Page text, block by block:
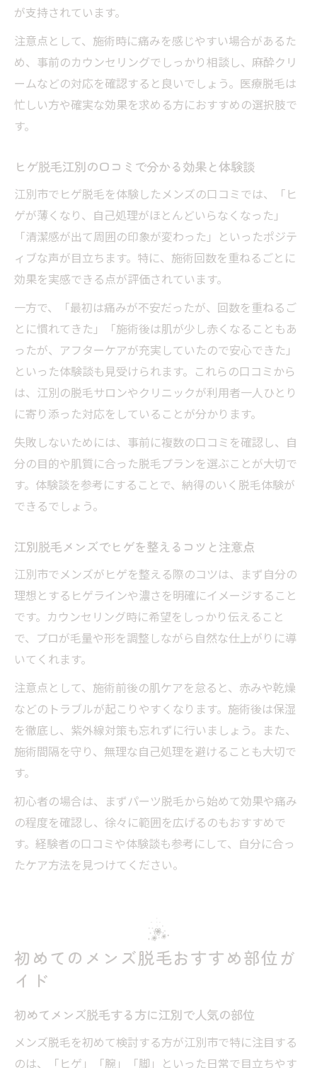
が支持されています。
注意点として、施術時に痛みを感じやすい場合があるた
め、事前のカウンセリングでしっかり相談し、麻酔クリ
ームなどの対応を確認すると良いでしょう。医療脱毛は
忙しい方や確実な効果を求める方におすすめの選択肢で
す。
ヒゲ脱毛江別の口コミで分かる効果と体験談
江別市でヒゲ脱毛を体験したメンズの口コミでは、「ヒ
ゲが薄くなり、自己処理がほとんどいらなくなった」
「清潔感が出て周囲の印象が変わった」といったポジテ
ィブな声が目立ちます。特に、施術回数を重ねるごとに
効果を実感できる点が評価されています。
一方で、「最初は痛みが不安だったが、回数を重ねるご
とに慣れてきた」「施術後は肌が少し赤くなることもあ
ったが、アフターケアが充実していたので安心できた」
といった体験談も見受けられます。これらの口コミから
は、江別の脱毛サロンやクリニックが利用者一人ひとり
に寄り添った対応をしていることが分かります。
失敗しないためには、事前に複数の口コミを確認し、自
分の目的や肌質に合った脱毛プランを選ぶことが大切で
す。体験談を参考にすることで、納得のいく脱毛体験が
できるでしょう。
江別脱毛メンズでヒゲを整えるコツと注意点
江別市でメンズがヒゲを整える際のコツは、まず自分の
理想とするヒゲラインや濃さを明確にイメージすること
です。カウンセリング時に希望をしっかり伝えること
で、プロが毛量や形を調整しながら自然な仕上がりに導
いてくれます。
注意点として、施術前後の肌ケアを怠ると、赤みや乾燥
などのトラブルが起こりやすくなります。施術後は保湿
を徹底し、紫外線対策も忘れずに行いましょう。また、
施術間隔を守り、無理な自己処理を避けることも大切で
す。
初心者の場合は、まずパーツ脱毛から始めて効果や痛み
の程度を確認し、徐々に範囲を広げるのもおすすめで
す。経験者の口コミや体験談も参考にして、自分に合っ
たケア方法を見つけてください。
初めてのメンズ脱毛おすすめ部位ガ
イド
初めてメンズ脱毛する方に江別で人気の部位
メンズ脱毛を初めて検討する方が江別市で特に注目する
のは、「ヒゲ」「腕」「脚」といった日常で目立ちやす